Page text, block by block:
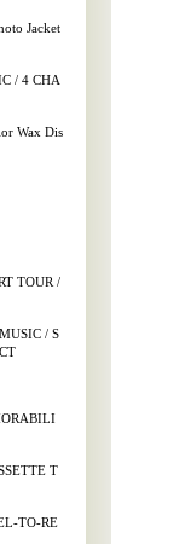
Jacket
/ 4 CHA
Wax Dis
TOUR /
/ S
T
TO-RE